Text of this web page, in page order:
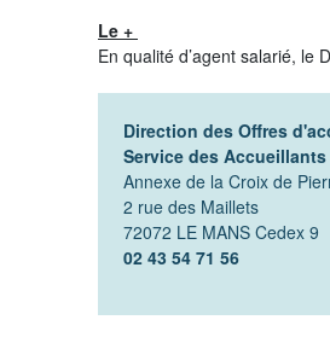
Le +
En qualité d’agent salarié, le
Direction des Offres
Service des
Annexe de la Croix de
2 rue des Maillets
72072 LE MANS Cedex 9
02 43 54 71 56